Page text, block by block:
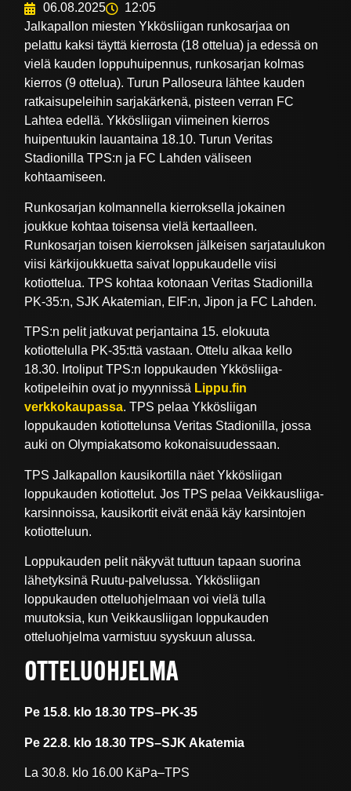
06.08.2025
12:05
Jalkapallon miesten Ykkösliigan runkosarjaa on
pelattu kaksi täyttä kierrosta (18 ottelua) ja edessä on
vielä kauden loppuhuipennus, runkosarjan kolmas
kierros (9 ottelua). Turun Palloseura lähtee kauden
ratkaisupeleihin sarjakärkenä, pisteen verran FC
Lahtea edellä. Ykkösliigan viimeinen kierros
huipentuukin lauantaina 18.10. Turun Veritas
Stadionilla TPS:n ja FC Lahden väliseen
kohtaamiseen.
Runkosarjan kolmannella kierroksella jokainen
joukkue kohtaa toisensa vielä kertaalleen.
Runkosarjan toisen kierroksen jälkeisen sarjataulukon
viisi kärkijoukkuetta saivat loppukaudelle viisi
kotiottelua. TPS kohtaa kotonaan Veritas Stadionilla
PK-35:n, SJK Akatemian, EIF:n, Jipon ja FC Lahden.
TPS:n pelit jatkuvat perjantaina 15. elokuuta
kotiottelulla PK-35:ttä vastaan. Ottelu alkaa kello
18.30. Irtoliput TPS:n loppukauden Ykkösliiga-
kotipeleihin ovat jo myynnissä Lippu.fin
verkkokaupassa. TPS pelaa Ykkösliigan
loppukauden kotiottelunsa Veritas Stadionilla, jossa
auki on Olympiakatsomo kokonaisuudessaan.
TPS Jalkapallon kausikortilla näet Ykkösliigan
loppukauden kotiottelut. Jos TPS pelaa Veikkausliiga-
karsinnoissa, kausikortit eivät enää käy karsintojen
kotiotteluun.
Loppukauden pelit näkyvät tuttuun tapaan suorina
lähetyksinä Ruutu-palvelussa. Ykkösliigan
loppukauden otteluohjelmaan voi vielä tulla
muutoksia, kun Veikkausliigan loppukauden
otteluohjelma varmistuu syyskuun alussa.
OTTELUOHJELMA
Pe 15.8. klo 18.30 TPS–PK-35
Pe 22.8. klo 18.30 TPS–SJK Akatemia
La 30.8. klo 16.00 KäPa–TPS